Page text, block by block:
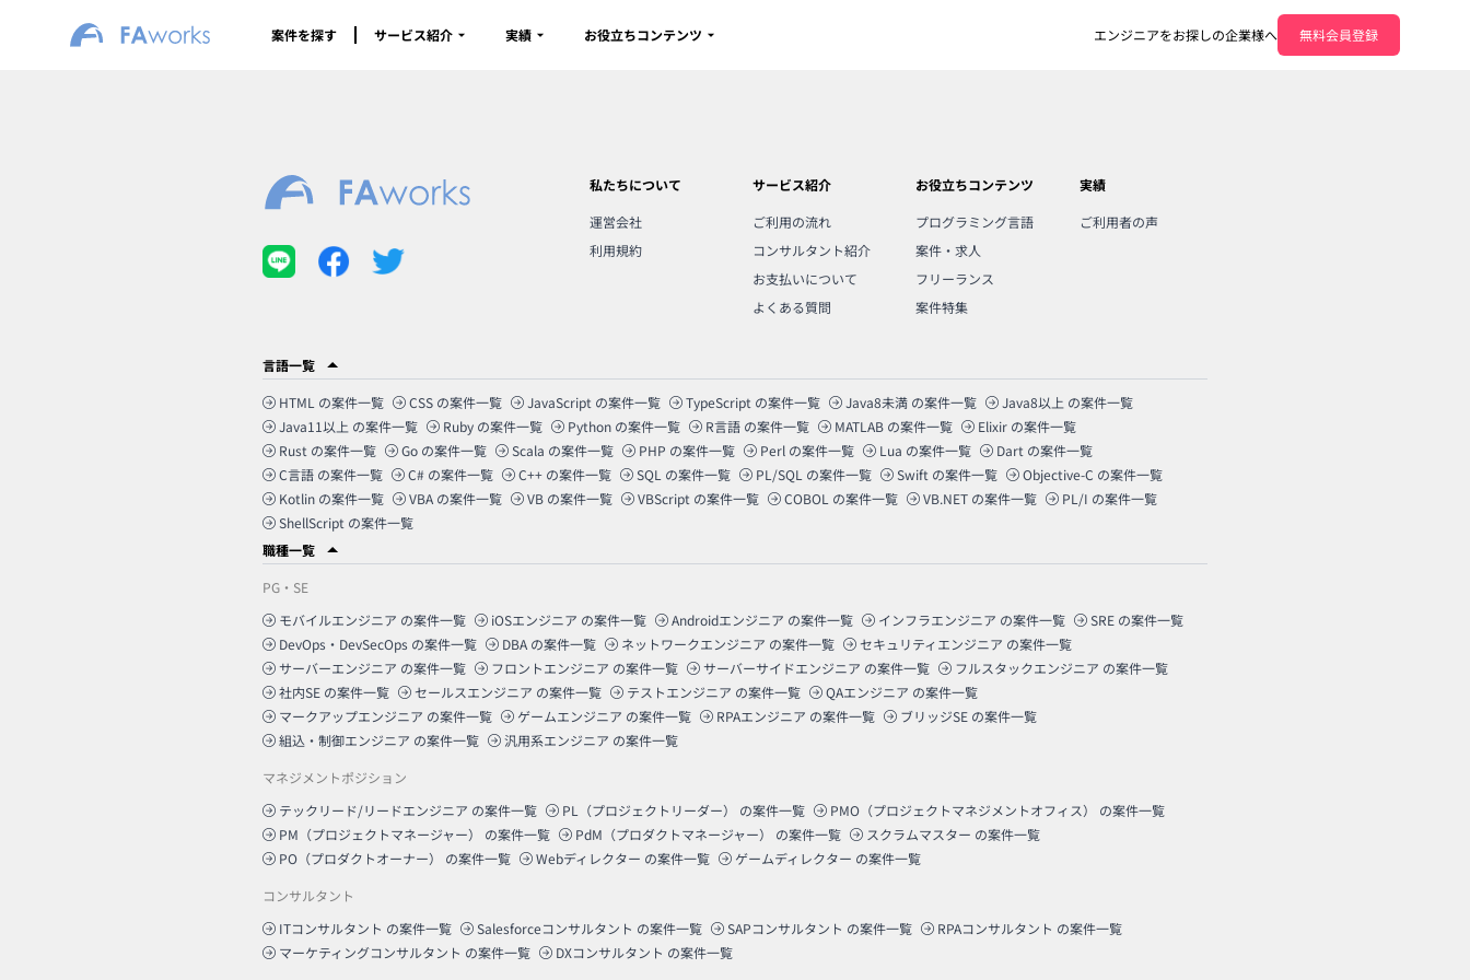
案件を探す サービス紹介 実績 お役立ちコンテンツ エンジニアをお探しの企業様へ 無料会員登録
私たちについて
運営会社
利用規約
サービス紹介
ご利用の流れ
コンサルタント紹介
お支払いについて
よくある質問
お役立ちコンテンツ
プログラミング言語
案件・求人
フリーランス
案件特集
実績
ご利用者の声
言語一覧
HTML の案件一覧 CSS の案件一覧 JavaScript の案件一覧 TypeScript の案件一覧 Java8未満 の案件一覧 Java8以上 の案件一覧
Java11以上 の案件一覧 Ruby の案件一覧 Python の案件一覧 R言語 の案件一覧 MATLAB の案件一覧 Elixir の案件一覧
Rust の案件一覧 Go の案件一覧 Scala の案件一覧 PHP の案件一覧 Perl の案件一覧 Lua の案件一覧 Dart の案件一覧
C言語 の案件一覧 C# の案件一覧 C++ の案件一覧 SQL の案件一覧 PL/SQL の案件一覧 Swift の案件一覧 Objective-C の案件一覧
Kotlin の案件一覧 VBA の案件一覧 VB の案件一覧 VBScript の案件一覧 COBOL の案件一覧 VB.NET の案件一覧 PL/I の案件一覧
ShellScript の案件一覧
職種一覧
PG・SE
モバイルエンジニア の案件一覧 iOSエンジニア の案件一覧 Androidエンジニア の案件一覧 インフラエンジニア の案件一覧 SRE の案件一覧
DevOps・DevSecOps の案件一覧 DBA の案件一覧 ネットワークエンジニア の案件一覧 セキュリティエンジニア の案件一覧
サーバーエンジニア の案件一覧 フロントエンジニア の案件一覧 サーバーサイドエンジニア の案件一覧 フルスタックエンジニア の案件一覧
社内SE の案件一覧 セールスエンジニア の案件一覧 テストエンジニア の案件一覧 QAエンジニア の案件一覧
マークアップエンジニア の案件一覧 ゲームエンジニア の案件一覧 RPAエンジニア の案件一覧 ブリッジSE の案件一覧
組込・制御エンジニア の案件一覧 汎用系エンジニア の案件一覧
マネジメントポジション
テックリード/リードエンジニア の案件一覧 PL（プロジェクトリーダー） の案件一覧 PMO（プロジェクトマネジメントオフィス）
の案件一覧
PM（プロジェクトマネージャー）
の案件一覧 PdM（プロダクトマネージャー） の案件一覧 スクラムマスター の案件一覧
PO（プロダクトオーナー）
の案件一覧 Webディレクター の案件一覧 ゲームディレクター の案件一覧
コンサルタント
ITコンサルタント の案件一覧 Salesforceコンサルタント の案件一覧 SAPコンサルタント の案件一覧 RPAコンサルタント の案件一覧
マーケティングコンサルタント の案件一覧 DXコンサルタント の案件一覧